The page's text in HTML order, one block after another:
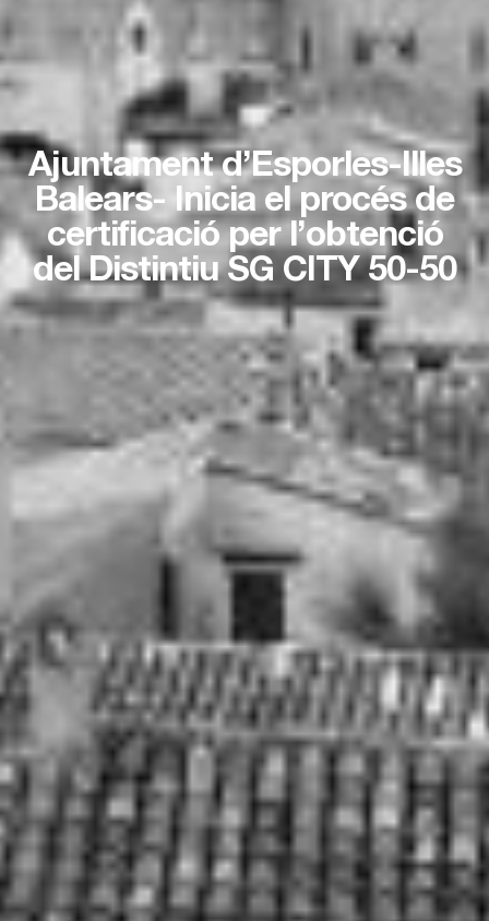
Ajuntament d’Esporles-Illes
Balears- Inicia el procés de
certificació per l’obtenció
del Distintiu SG CITY 50-50